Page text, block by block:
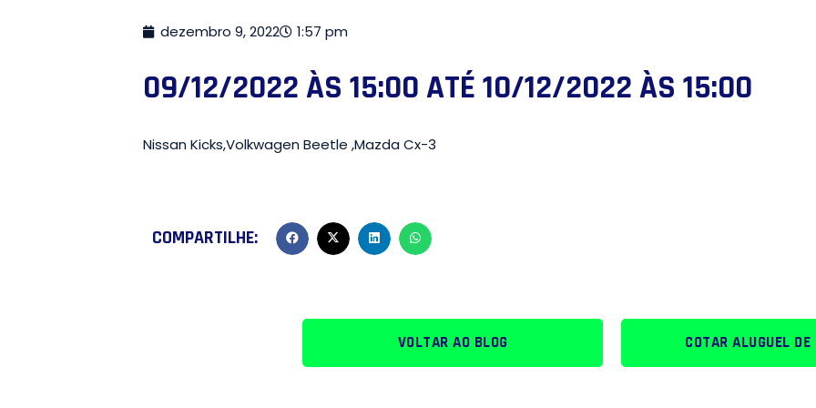
dezembro 9, 2022 1:57 pm
09/12/2022 ÀS 15:00 ATÉ 10/12/2022 ÀS 15:00
Nissan Kicks,Volkwagen Beetle ,Mazda Cx-3
COMPARTILHE:
VOLTAR AO BLOG COTAR ALUGUEL DE